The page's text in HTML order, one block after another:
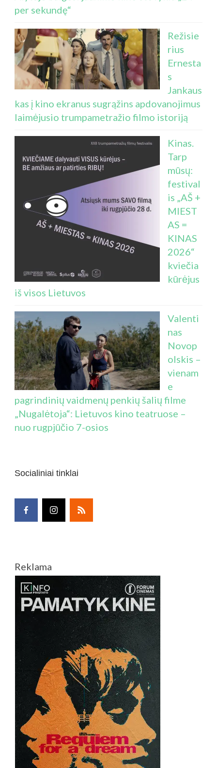
per sekundę“
Režisie
rius
Ernesta
s
Jankaus
kas į kino ekranus sugrąžins apdovanojimus
laimėjusio trumpametražio filmo istoriją
Kinas.
Tarp
mūsų:
festival
is „AŠ +
MIEST
AS =
KINAS
2026“
kviečia
kūrėjus
iš visos Lietuvos
Valenti
nas
Novop
olskis –
vienam
e
pagrindinių vaidmenų penkių šalių filme
„Nugalėtoja“: Lietuvos kino teatruose –
nuo rugpjūčio 7-osios
Socialiniai tinklai
Reklama